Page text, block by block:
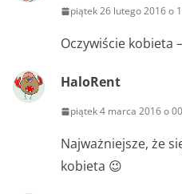
piątek 26 lutego 2016 o
Oczywiście kobieta
HaloRent
piątek 4 marca 2016 o
Najważniejsze, że
kobieta 😉